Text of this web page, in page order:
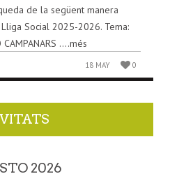
de la següent manera
Social 2025-2026. Tema:
CAMPANARS ....més
18 MAY 0
2026